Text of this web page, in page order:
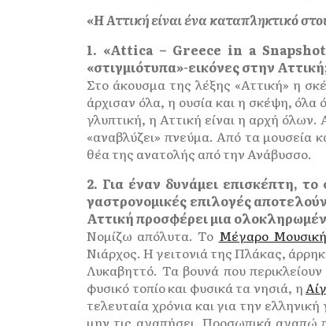
«Η Αττική είναι ένα καταπληκτικό
1. «Attica – Greece in a
«στιγμιότυπα»-εικόνες στην
Στο άκουσμα της λέξης «Αττική» η
άρχισαν όλα, η ουσία και η σκέψη, όλα
γλυπτική, η Αττική είναι η αρχή όλων.
«αναβλύζει» πνεύμα. Από τα μουσεία
θέα της ανατολής από την Ανάβυσσο.
2. Για έναν δυνάμει επισκέπτη,
γαστρονομικές επιλογές
Αττική προσφέρει μια
Νομίζω απόλυτα. Το Μέγαρο
Νιάρχος. Η γειτονιά της Πλάκας,
Λυκαβηττό. Τα βουνά που
φυσικό τοπίο και φυσικά τα νησιά, η
τελευταία χρόνια και για την
μην τις αγαπήσει. Προσωπικά αγαπώ